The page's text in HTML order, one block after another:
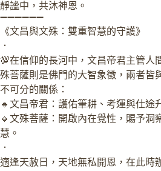
靜謐中，共沐神恩。
➖➖➖➖➖➖
《文昌與文殊：雙重智慧的守護》
．
💯在信仰的長河中，文昌帝君主管人
殊菩薩則是佛門的大智象徵，兩者皆
不可分的關係：
🔸文昌帝君：護佑筆耕、考運與仕途
🔸文殊菩薩：開啟內在覺性，賜予洞
慧。
．
適逢天赦日，天地無私開恩，在此時